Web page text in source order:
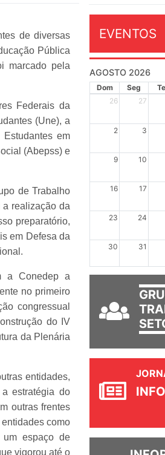
de diversas
Pública
marcado pela
Federais da
(Une), a
em
(Abepss) e
de Trabalho
a realização da
preparatório,
em Defesa da
a Conedep a
no primeiro
congressual
do IV
da Plenária
entidades,
estratégia do
outras frentes
como
espaço de
vigorou até o
EVENTOS
AGOSTO 2026
Dom Seg
26
27
2 3
9 10
16 17
23 24
30 31